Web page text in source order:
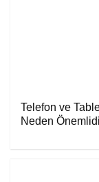
Telefon ve
Neden